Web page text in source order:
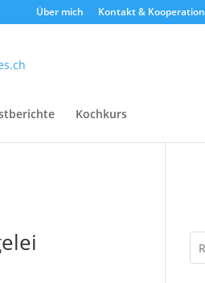
Über mich Kontakt & Kooperation
Kochkurs